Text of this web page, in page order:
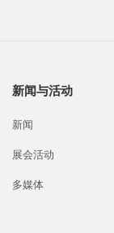
新闻与活动
新闻
展会活动
多媒体